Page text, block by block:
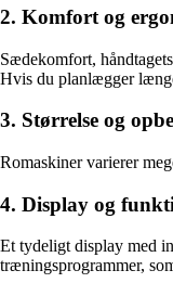
2. Komfort og
Sædekomfort,
Hvis du planlægger
3. Størrelse og
Romaskiner varierer
4. Display og
Et tydeligt display med
træningsprogrammer,